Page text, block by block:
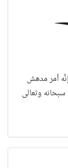
كم هو بديع هذا التآخي والتشابه بين سور القرآن! إنَّه أمر مدهش
وتعالى